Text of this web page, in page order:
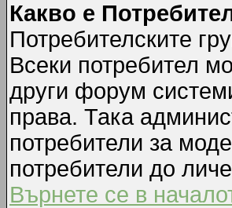
Какво е
Потребителските
Всеки потребител
други форум
права. Така
потребители за
потребители до
Върнете се в